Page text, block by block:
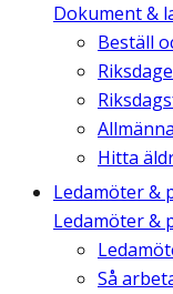
Dokument &
Beställ
Hitta
Ledamöter &
Ledamöter &
Så